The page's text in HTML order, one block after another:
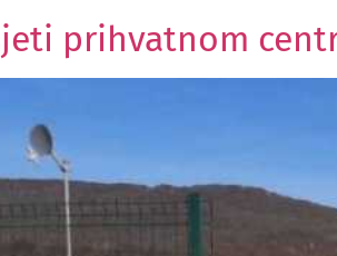
prihvatnom